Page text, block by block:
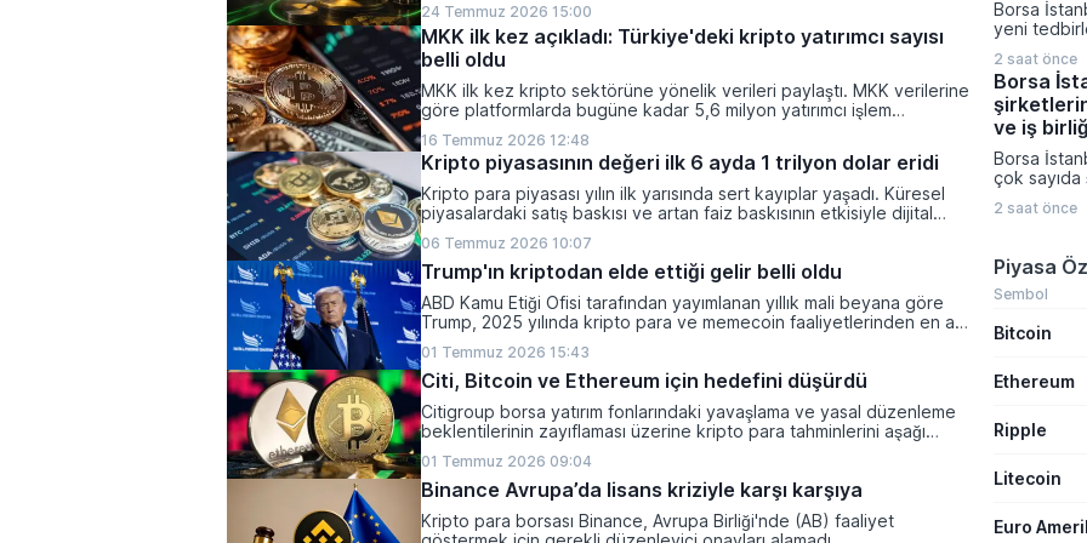
24 Temmuz 2026 15:00
MKK ilk kez açıkladı: Türkiye'deki kripto yatırımcı sayısı
belli oldu
MKK ilk kez kripto sektörüne yönelik verileri paylaştı. MKK verilerine
göre platformlarda bugüne kadar 5,6 milyon yatırımcı işlem
olarak belirlendi.
16 Temmuz 2026 12:48
Kripto piyasasının değeri ilk 6 ayda 1 trilyon dolar eridi
Kripto para piyasası yılın ilk yarısında sert kayıplar yaşadı. Küresel
piyasalardaki satış baskısı ve artan faiz baskısının etkisiyle dijital
kaydetti.
06 Temmuz 2026 10:07
Trump'ın kriptodan elde ettiği gelir belli oldu
ABD Kamu Etiği Ofisi tarafından yayımlanan yıllık mali beyana göre
Trump, 2025 yılında kripto para ve memecoin faaliyetlerinden en az
01 Temmuz 2026 15:43
Citi, Bitcoin ve Ethereum için hedefini düşürdü
Citigroup borsa yatırım fonlarındaki yavaşlama ve yasal düzenleme
beklentilerinin zayıflaması üzerine kripto para tahminlerini aşağı
01 Temmuz 2026 09:04
Binance Avrupa’da lisans kriziyle karşı karşıya
Kripto para borsası Binance, Avrupa Birliği'nde (AB) faaliyet
Müslüman
saldırı
gerektiğini
Borsa
yeni
Platformu
açıklamada
Enerji ve
paylarına
Ağustos
girecek.
2 saat önce
Borsa
ve iş
Borsa
çok sayıda
farklı
birliklerini
Şirketlerin
veriler
üretim
2 saat önce
Piyasa
Sembol
Bitcoin
Ethereum
Ripple
Litecoin
Euro